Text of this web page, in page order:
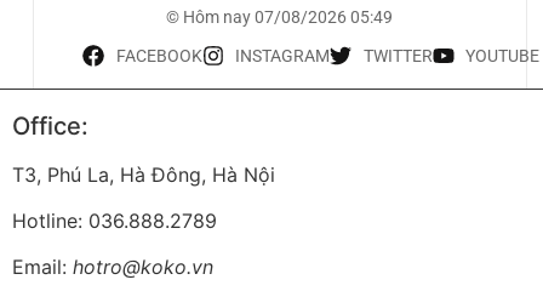
© Hôm nay 07/08/2026 05:49
FACEBOOK INSTAGRAM TWITTER YOUTUBE
Office:
T3, Phú La, Hà Đông, Hà Nội
Hotline: 036.888.2789
Email: hotro@koko.vn